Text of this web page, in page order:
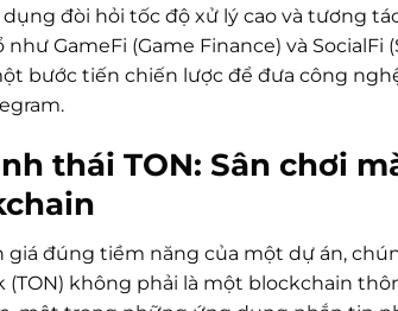
đòi hỏi tốc độ xử lý cao và tương
GameFi (Game Finance) và
bước tiến chiến lược để đưa công
thái TON: Sân chơi
giá đúng tiềm năng của một dự án,
(TON) không phải là một blockchain